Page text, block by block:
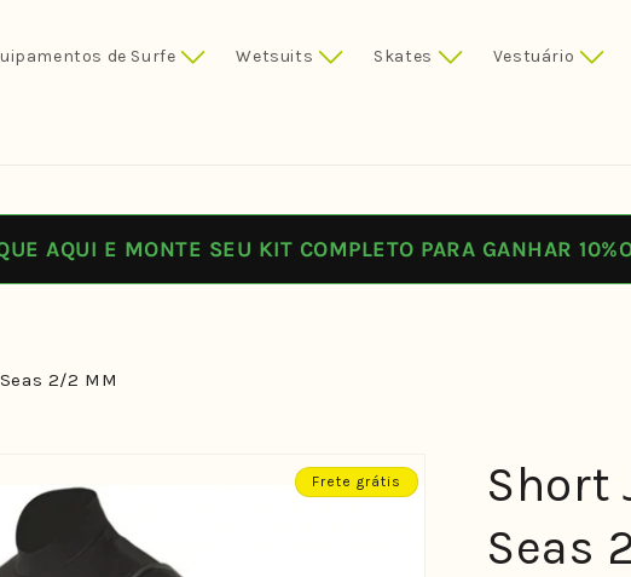
de Surfe Wetsuits Skates Vestuário
AQUI E MONTE SEU KIT COMPLETO PARA GANHAR
2/2 MM
Frete grátis
Short
Seas